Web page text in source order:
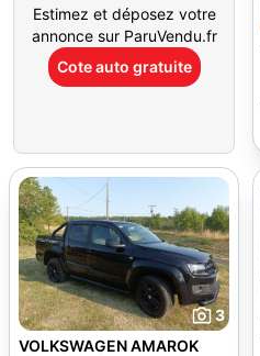
Estimez et déposez votre
annonce sur ParuVendu.fr
Cote auto gratuite
3
VOLKSWAGEN AMAROK